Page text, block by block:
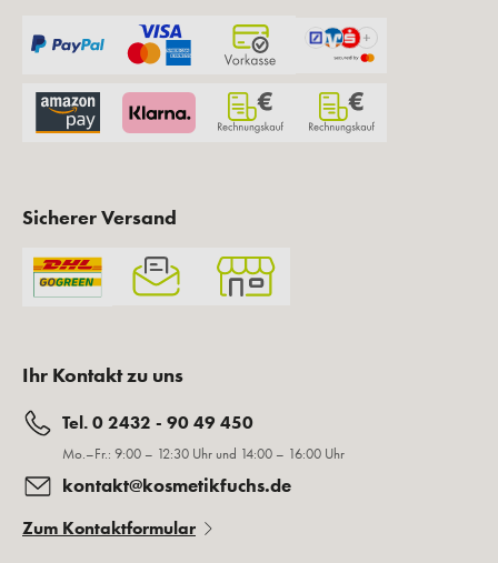
Sicherer Versand
Ihr Kontakt zu uns
Tel. 0 2432 - 90 49 450
Mo.–Fr.: 9:00 – 12:30 Uhr und 14:00 – 16:00 Uhr
kontakt@kosmetikfuchs.de
Zum Kontaktformular